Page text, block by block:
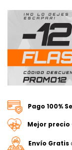
Pago 100%
Mejor precio
Envío Gratis